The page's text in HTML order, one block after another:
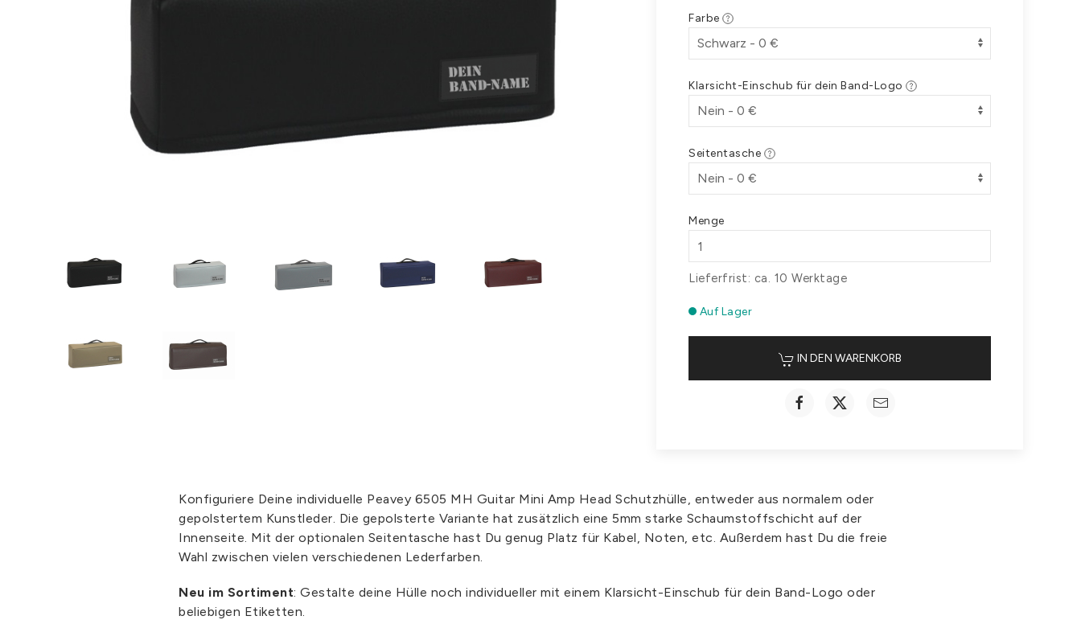
Farbe
Klarsicht-Einschub für dein Band-Logo
Seitentasche
Menge
Lieferfrist: ca. 10 Werktage
Auf Lager
IN DEN WARENKORB
Konfiguriere Deine individuelle Peavey 6505 MH Guitar Mini Amp Head Schutzhülle, entweder aus normalem oder
gepolstertem Kunstleder. Die gepolsterte Variante hat zusätzlich eine 5mm starke Schaumstoffschicht auf der
Innenseite. Mit der optionalen Seitentasche hast Du genug Platz für Kabel, Noten, etc. Außerdem hast Du die freie
Wahl zwischen vielen verschiedenen Lederfarben.
Neu im Sortiment: Gestalte deine Hülle noch individueller mit einem Klarsicht-Einschub für dein Band-Logo oder
beliebigen Etiketten.